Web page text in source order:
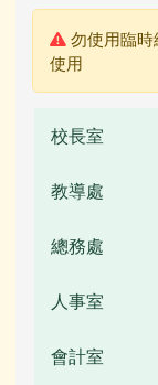
警告:
勿使用臨
使用
校長室
教導處
總務處
人事室
會計室